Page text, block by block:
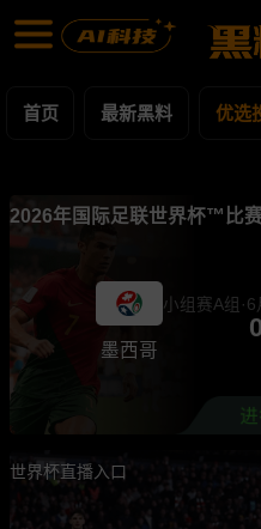
优选投放区 每日更新黑料吃瓜
首页 最新黑料 优选
2026年国际足联世界杯™比
墨西哥
小组赛A组
世界杯直播入口